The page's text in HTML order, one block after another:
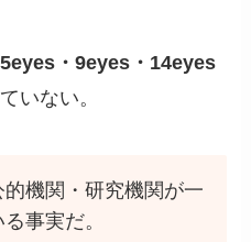
5eyes・9eyes・14eyes
いない。
機関・研究機関が一
事実だ。